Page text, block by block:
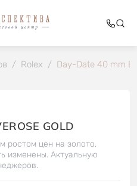
/ Rolex / Day-Date 40 mm
GOLD
ростом цен на золото,
изменены. Актуальную